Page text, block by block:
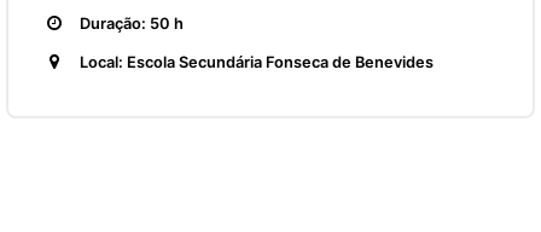
Duração: 50 h
Local: Escola Secundária Fonseca de Benevides